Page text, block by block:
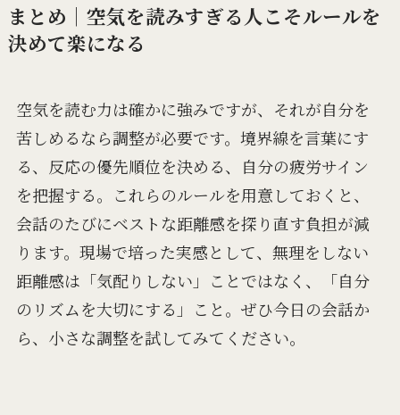
まとめ｜空気を読みすぎる人こそルールを
決めて楽になる
空気を読む力は確かに強みですが、それが自分を
苦しめるなら調整が必要です。境界線を言葉にす
る、反応の優先順位を決める、自分の疲労サイン
を把握する。これらのルールを用意しておくと、
会話のたびにベストな距離感を探り直す負担が減
ります。現場で培った実感として、無理をしない
距離感は「気配りしない」ことではなく、「自分
のリズムを大切にする」こと。ぜひ今日の会話か
ら、小さな調整を試してみてください。